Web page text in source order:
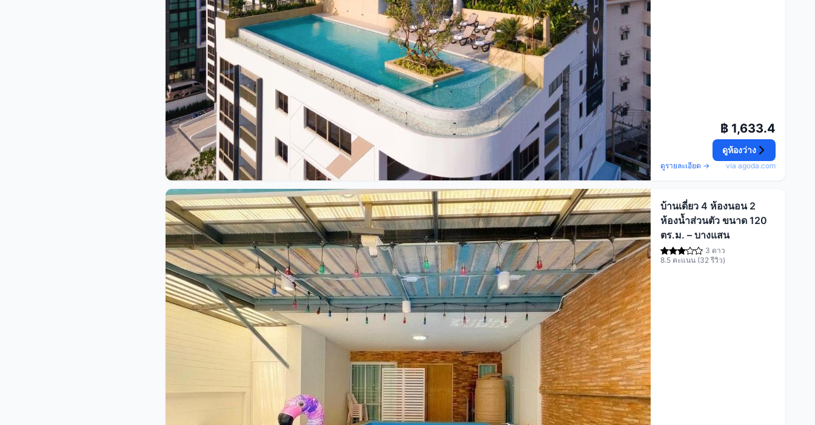
ดูรายละเอียด →
฿ 1,633.4
ดูห้องว่าง
via agoda.com
บ้านเดี่ยว 4 ห้องนอน 2
ห้องน้ำส่วนตัว ขนาด 120
ตร.ม. – บางแสน
3 ดาว
8.5 คะแนน (32 รีวิว)